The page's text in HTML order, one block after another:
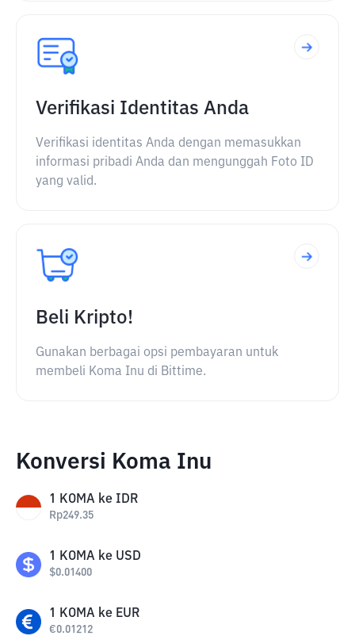
Verifikasi Identitas Anda
Verifikasi identitas Anda dengan memasukkan
informasi pribadi Anda dan mengunggah Foto ID
yang valid.
Beli Kripto!
Gunakan berbagai opsi pembayaran untuk
membeli Koma Inu di Bittime.
Konversi Koma Inu
1 KOMA ke IDR
Rp249.35
1 KOMA ke USD
$0.01400
1 KOMA ke EUR
€0.01212